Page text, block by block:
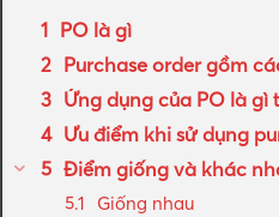
PO là gì
Purchase order gồm
Ứng dụng của PO là
Ưu điểm khi sử dụng
Điểm giống và khác
Giống nhau